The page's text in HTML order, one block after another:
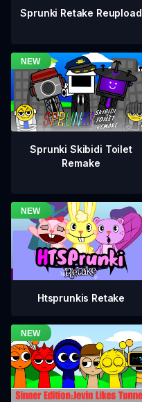
Sprunki Retake Reupload
Sprunki Skibidi Toilet
Remake
Htsprunkis Retake